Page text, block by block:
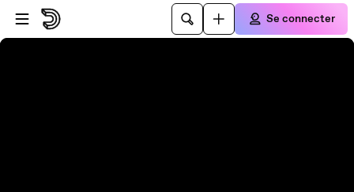
Passer au player
Passer au contenu principal
Se connecter